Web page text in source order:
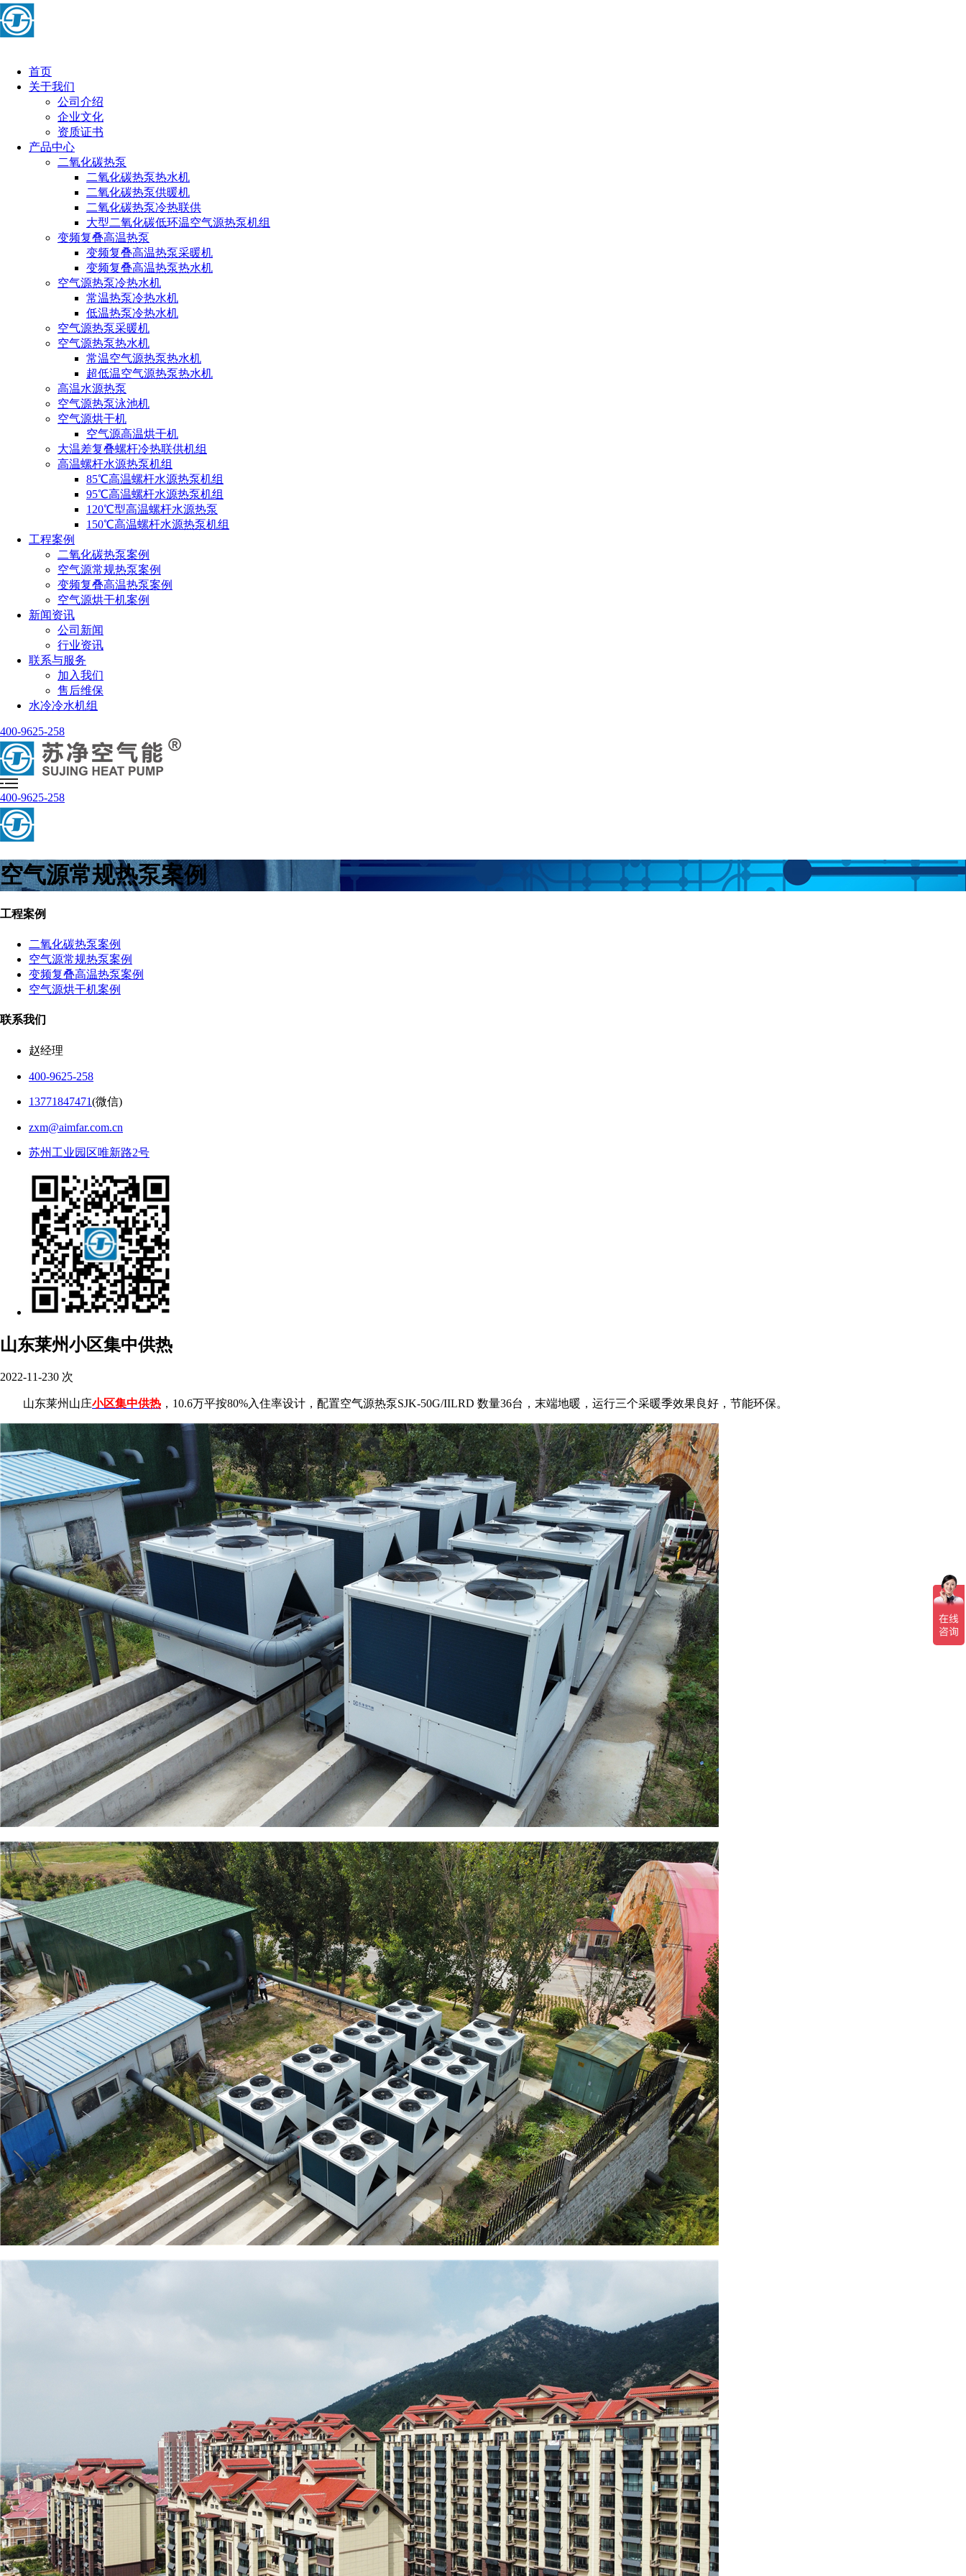
首页
关于我们
公司介绍
企业文化
资质证书
产品中心
二氧化碳热泵
二氧化碳热泵热水机
二氧化碳热泵供暖机
二氧化碳热泵冷热联供
大型二氧化碳低环温空气源热泵机组
变频复叠高温热泵
变频复叠高温热泵采暖机
变频复叠高温热泵热水机
空气源热泵冷热水机
常温热泵冷热水机
低温热泵冷热水机
空气源热泵采暖机
空气源热泵热水机
常温空气源热泵热水机
超低温空气源热泵热水机
高温水源热泵
空气源热泵泳池机
空气源烘干机
空气源高温烘干机
大温差复叠螺杆冷热联供机组
高温螺杆水源热泵机组
85℃高温螺杆水源热泵机组
95℃高温螺杆水源热泵机组
120℃型高温螺杆水源热泵
150℃高温螺杆水源热泵机组
工程案例
二氧化碳热泵案例
空气源常规热泵案例
变频复叠高温热泵案例
空气源烘干机案例
新闻资讯
公司新闻
行业资讯
联系与服务
加入我们
售后维保
水冷冷水机组
400-9625-258
400-9625-258
空气源常规热泵案例
工程案例
二氧化碳热泵案例
空气源常规热泵案例
变频复叠高温热泵案例
空气源烘干机案例
联系我们
赵经理
400-9625-258
13771847471(微信)
zxm@aimfar.com.cn
苏州工业园区唯新路2号
山东莱州小区集中供热
2022-11-230 次
山东莱州山庄小区集中供热 ，10.6万平按80%入住率设计，配置空气源热泵SJK-50G/IILRD 数量36台，末端地暖，运行三个采暖季效果良好，节能环保。